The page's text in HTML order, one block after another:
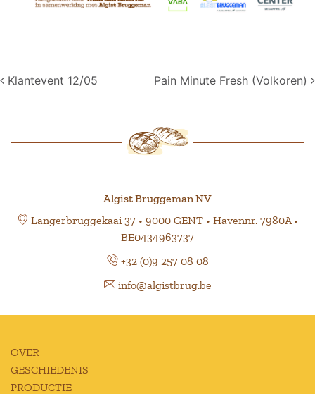
Post navigation
Klantevent 12/05 Pain Minute Fresh (Volkoren)
Algist Bruggeman NV
Langerbruggekaai 37 • 9000 GENT • Havennr. 7980A •
BE0434963737
+32 (0)9 257 08 08
info@algistbrug.be
OVER
GESCHIEDENIS
PRODUCTIE